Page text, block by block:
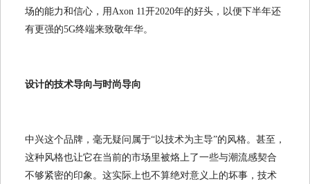
场的能力和信心，用Axon 11开2020年的好头，以便下半年还
有更强的5G终端来致敬年华。
设计的技术导向与时尚导向
中兴这个品牌，毫无疑问属于“以技术为主导”的风格。甚至，
这种风格也让它在当前的市场里被烙上了一些与潮流感契合
不够紧密的印象。这实际上也不算绝对意义上的坏事，技术